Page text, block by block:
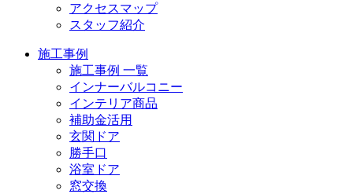
アクセスマップ
スタッフ紹介
施工事例
施工事例 一覧
インナーバルコニー
インテリア商品
補助金活用
玄関ドア
勝手口
浴室ドア
窓交換